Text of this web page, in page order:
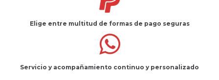
Elige entre multitud de formas de pago seguras
Servicio y acompañamiento continuo y personalizado